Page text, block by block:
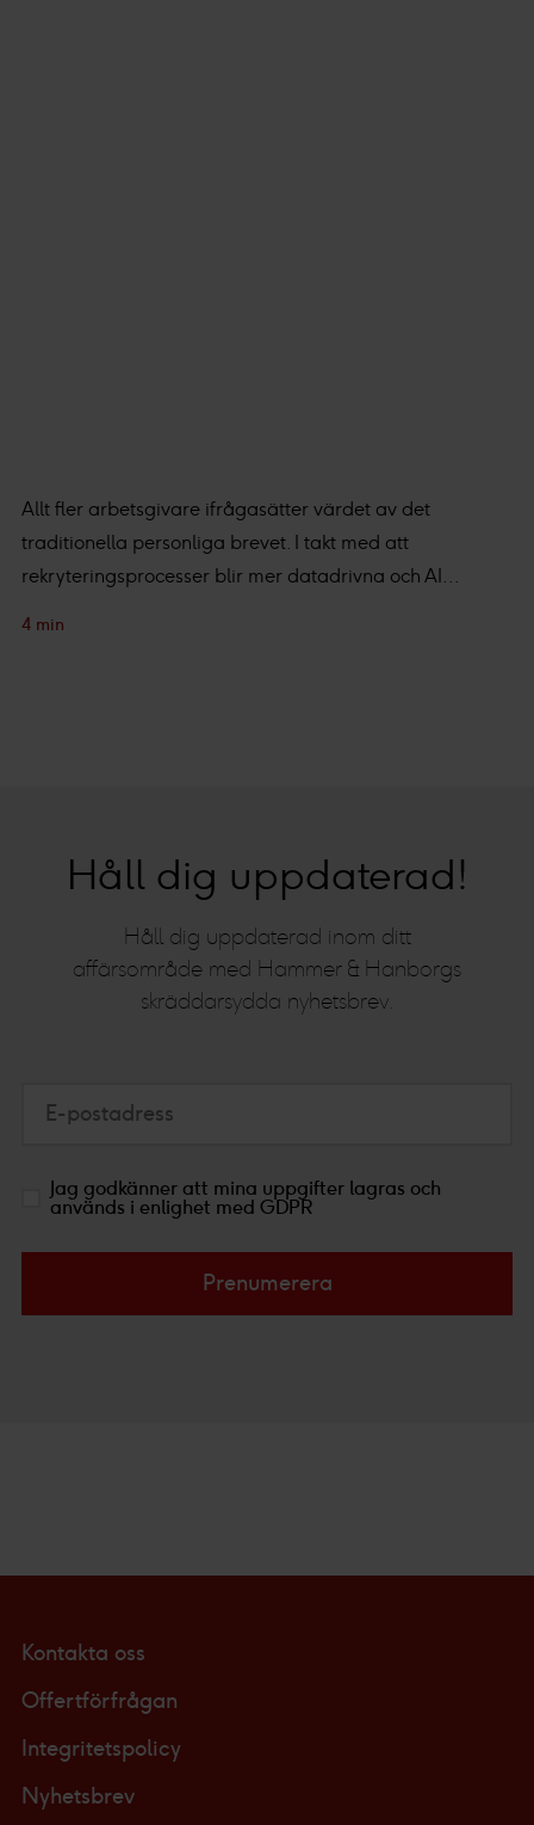
Allt fler arbetsgivare ifrågasätter värdet av det
traditionella personliga brevet. I takt med att
rekryteringsprocesser blir mer datadrivna och AI...
4 min
Håll dig uppdaterad!
Håll dig uppdaterad inom ditt
affärsområde med Hammer & Hanborgs
skräddarsydda nyhetsbrev.
E-postadress
Jag godkänner att mina uppgifter lagras och
används i enlighet med GDPR
Prenumerera
Kontakta oss
Offertförfrågan
Integritetspolicy
Nyhetsbrev